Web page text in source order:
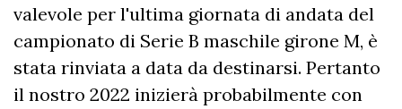
valevole per l'ultima giornata di andata del
campionato di Serie B maschile girone M, è
stata rinviata a data da destinarsi. Pertanto
il nostro 2022 inizierà probabilmente con